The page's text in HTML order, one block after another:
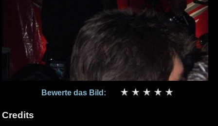
Bewerte das Bild:
Credits